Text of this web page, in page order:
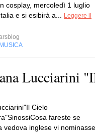
cosplay, mercoledì 1 luglio
e si esibirà a...
Leggere il
MUSICA
Lucciarini
Cielo
fareste se
vedova inglese vi nominasse